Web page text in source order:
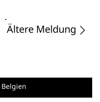
Ältere Meldung
Belgien